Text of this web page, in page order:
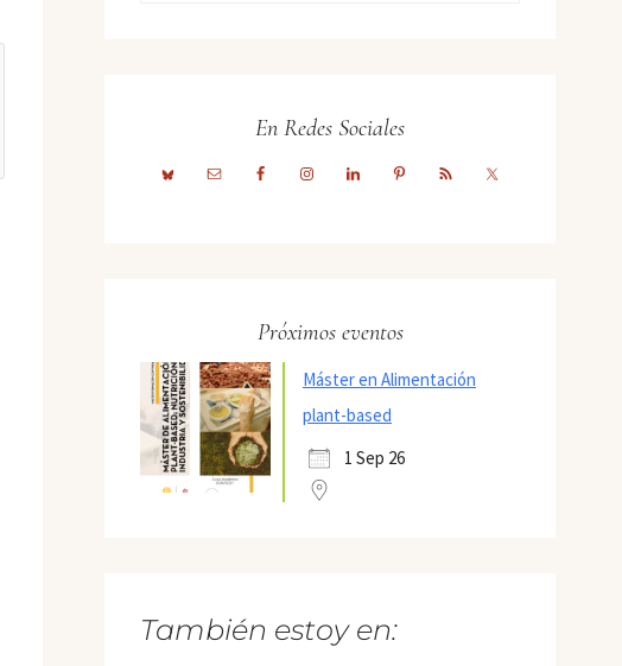
En Redes Sociales
Próximos eventos
Máster en Alimentación
plant-based
1 Sep 26
También estoy en: